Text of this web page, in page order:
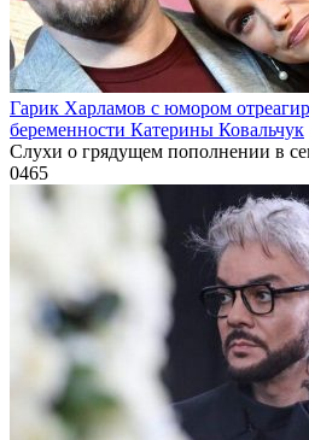
Гарик Харламов с юмором
беременности Катерины Ковальчук
Слухи о грядущем пополнении в
0465